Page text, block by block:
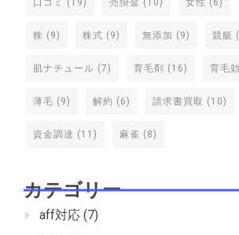
口コミ (19) 売掛金 (10) 女性 (6)
株 (9) 株式 (9) 無添加 (9) 競艇
肌ナチュール (7) 育毛剤 (16) 育毛
薄毛 (9) 解約 (6) 請求書買取 (10)
資金調達 (11) 麻雀 (8)
カテゴリー
aff対応 (7)